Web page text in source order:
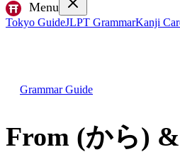
Menu
Tokyo GuideJLPT GrammarKanji
Grammar Guide
From (から)